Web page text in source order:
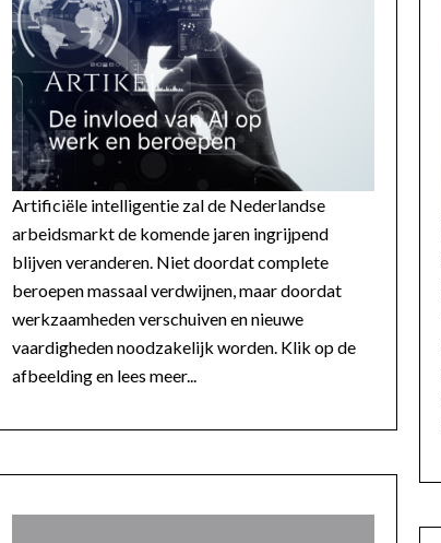
Artificiële intelligentie zal de Nederlandse
arbeidsmarkt de komende jaren ingrijpend
blijven veranderen. Niet doordat complete
beroepen massaal verdwijnen, maar doordat
werkzaamheden verschuiven en nieuwe
vaardigheden noodzakelijk worden. Klik op de
afbeelding en lees meer...